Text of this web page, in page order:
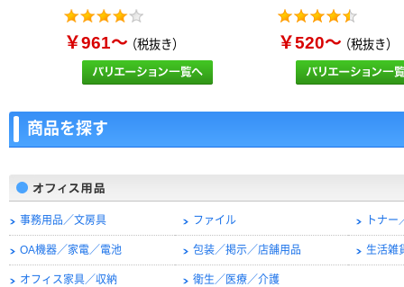
￥961～（税抜き） ￥520～（税抜き）
商品を探す
事務用品／文房具 ファイル トナ
OA機器／家電／電池 包装／掲示／店舗用品 生活雑
オフィス家具／収納 衛生／医療／介護